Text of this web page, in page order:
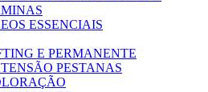
ESSENCIAIS
E PERMANENTE
PESTANAS